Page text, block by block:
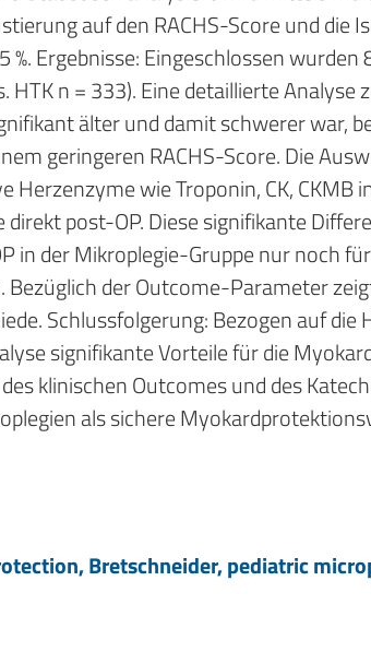
auf den RACHS-Score und die
%. Ergebnisse: Eingeschlossen wurden
HTK n = 333). Eine detaillierte Analyse
älter und damit schwerer war,
geringeren RACHS-Score. Die
Herzenzyme wie Troponin, CK, CKMB
direkt post-OP. Diese signifikante
in der Mikroplegie-Gruppe nur noch
Bezüglich der Outcome-Parameter
Schlussfolgerung: Bezogen auf die
signifikante Vorteile für die
klinischen Outcomes und des
als sichere
Bretschneider, pediatric